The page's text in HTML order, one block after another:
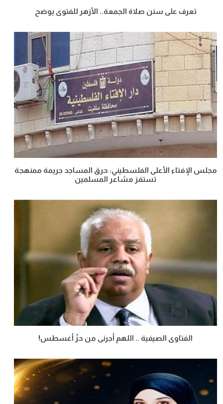
تعرف على سنن صلاة الجمعة.. الأزهر للفتوى يوضح
مجلس الإفتاء الأعلى الفلسطيني: حرق المساجد جريمة ممنهجة
تستفز مشاعر المسلمين
الفتاوى الصيفية .. اللهم أجرنى من حرِّ أغسطس!